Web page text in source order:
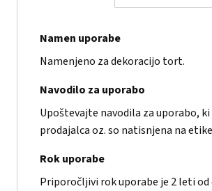
Namen uporabe
Namenjeno za dekoracijo tort.
Navodilo za uporabo
Upoštevajte navodila za uporabo,
prodajalca oz. so natisnjena na
Rok uporabe
Priporočljivi rok uporabe je 2 leti od